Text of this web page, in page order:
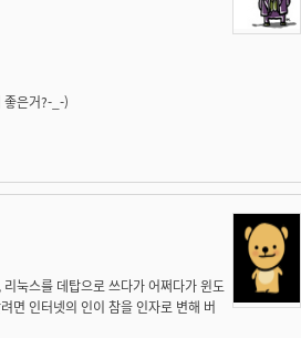
은거?-_-)
눅스를 데탑으로 쓰다가 어쩌다가 윈도
면 인터넷의 인이 참을 인자로 변해 버